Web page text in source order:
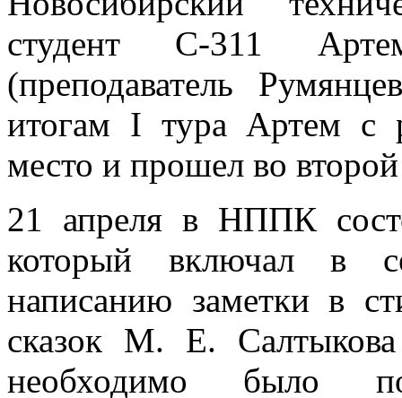
студент С-311
(преподаватель
итогам I тура Артем с
место и прошел во
21 апреля в НППК
который включал в
написанию заметки в
сказок М. Е.
необходимо было